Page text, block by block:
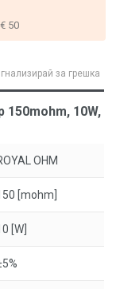
50
за грешка
150mohm, 10W,
OHM
[mohm]
[W]